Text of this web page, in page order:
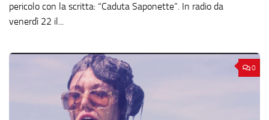
pericolo con la scritta: “Caduta Saponette”. In radio da
venerdì 22 il...
0